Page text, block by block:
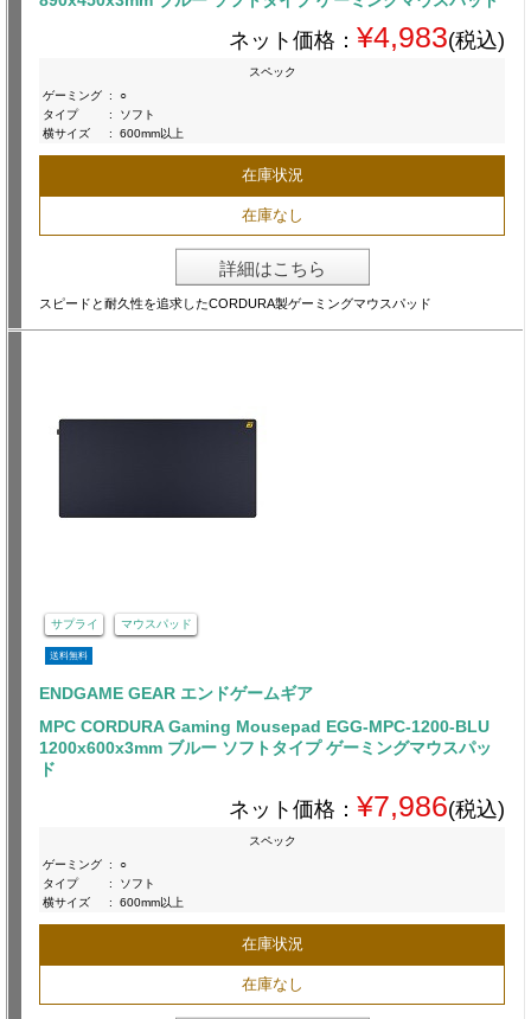
ネット価格： ¥4,983(税込)
スペック
ゲーミング :
○
タイプ
:
ソフト
横サイズ
: 600mm以上
在庫状況
在庫なし
詳細はこちら
スピードと耐久性を追求したCORDURA製ゲーミングマウスパッド
サプライ マウスパッド
送料無料
ENDGAME GEAR エンドゲームギア
MPC CORDURA Gaming Mousepad EGG-MPC-1200-BLU
1200x600x3mm ブルー ソフトタイプ ゲーミングマウスパッ
ド
ネット価格： ¥7,986(税込)
スペック
ゲーミング :
○
タイプ
:
ソフト
横サイズ
: 600mm以上
在庫状況
在庫なし